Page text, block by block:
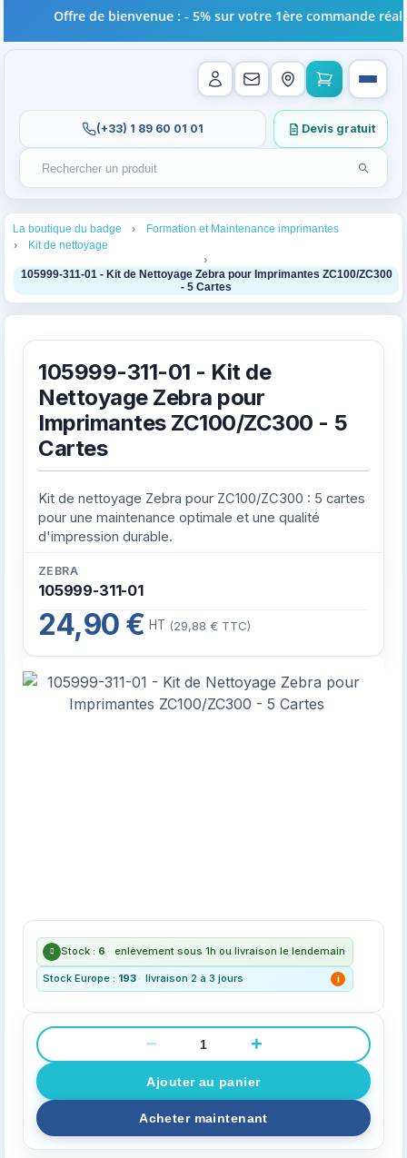
Rechercher un produit
Recherches récentes au focus. Tapez au moins 2
Lancer
(+33) 1 89 60 01 01 Devis gratuit
Offre de bienvenue : - 5% sur votre 1ère commande
La boutique du badge Formation et Maintenance imprimantes
Kit de nettoyage
105999-311-01 - Kit de Nettoyage Zebra pour Imprimantes ZC100/ZC300
- 5 Cartes
4
105999-311-01 - Kit de
Nettoyage Zebra pour
Imprimantes ZC100/ZC300 - 5
Cartes
Kit de nettoyage Zebra pour ZC100/ZC300 : 5 cartes
pour une maintenance optimale et une qualité
d'impression durable.
ZEBRA
105999-311-01
24,90 € HT (29,88 € TTC)
Stock : 6 · enlèvement sous 1h ou livraison le lendemain
Stock Europe : 193 · livraison 2 à 3 jours i
− +